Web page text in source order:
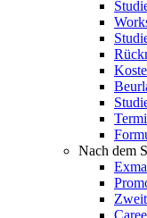
Nach dem